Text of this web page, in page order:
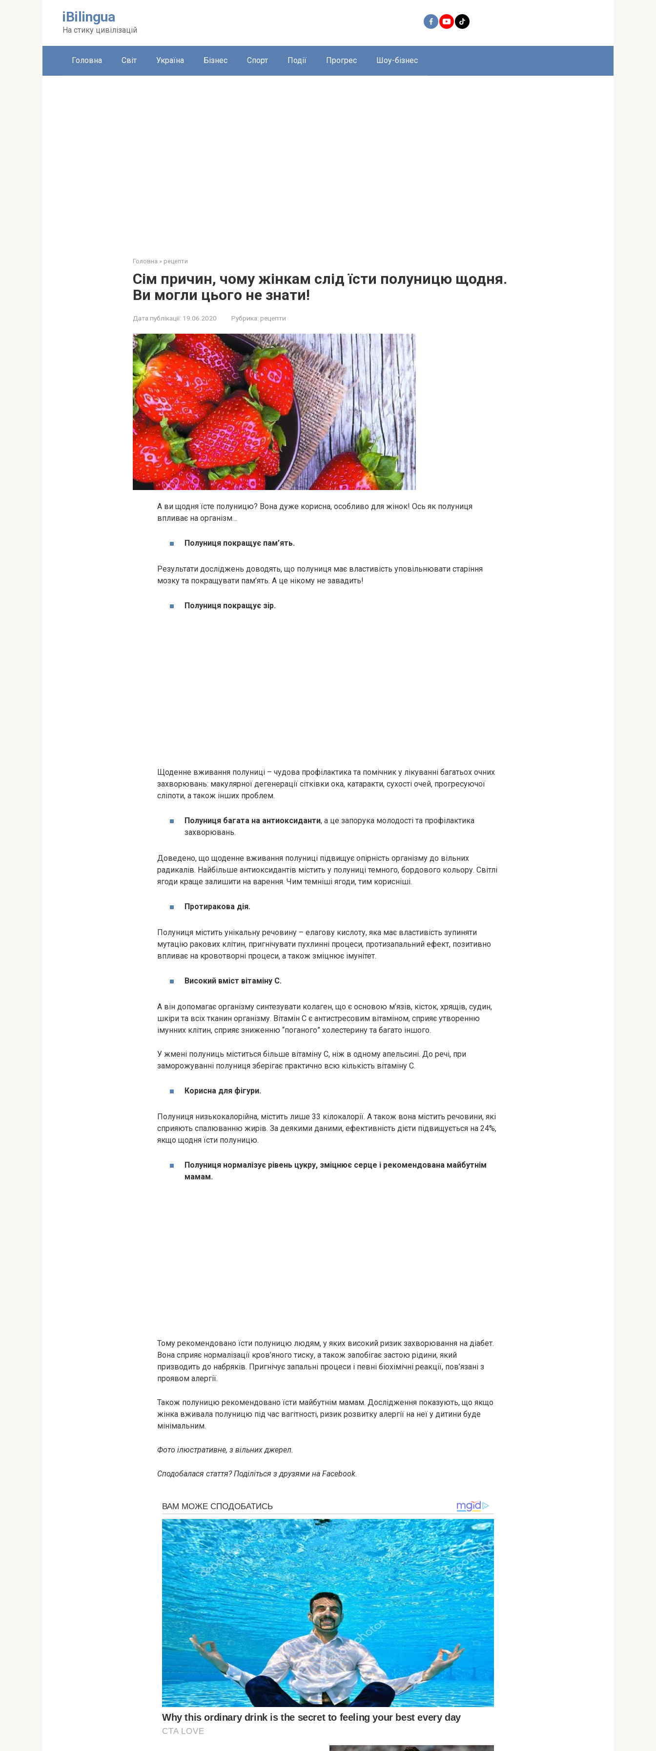
iBilingua
На стику цивілізацій
Головна Світ Україна Бізнес Спорт Події Прогрес Шоу-бізнес
Головна » рецепти
Сім причин, чому жінкам слід їсти полуницю щодня.
Ви могли цього не знати!
Дата публікації: 19.06.2020 Рубрика: рецепти
А ви щодня їсте полуницю? Вона дуже корисна, особливо для жінок! Ось як полуниця
впливає на організм…
Полуниця покращує пам’ять.
Результати досліджень доводять, що полуниця має властивість уповільнювати старіння
мозку та покращувати пам’ять. А це нікому не завадить!
Полуниця покращує зір.
Щоденне вживання полуниці – чудова профілактика та помічник у лікуванні багатьох очних
захворювань: макулярної дегенерації сітківки ока, катаракти, сухості очей, прогресуючої
сліпоти, а також інших проблем.
Полуниця багата на антиоксиданти, а це запорука молодості та профілактика
захворювань.
Доведено, що щоденне вживання полуниці підвищує опірність організму до вільних
радикалів. Найбільше антиоксидантів містить у полуниці темного, бордового кольору. Світлі
ягоди краще залишити на варення. Чим темніші ягоди, тим корисніші.
Протиракова дія.
Полуниця містить унікальну речовину – елагову кислоту, яка має властивість зупиняти
мутацію ракових клітин, пригнічувати пухлинні процеси, протизапальний ефект, позитивно
впливає на кровотворні процеси, а також зміцнює імунітет.
Високий вміст вітаміну С.
А він допомагає організму синтезувати колаген, що є основою м’язів, кісток, хрящів, судин,
шкіри та всіх тканин організму. Вітамін С є антистресовим вітаміном, сприяє утворенню
імунних клітин, сприяє зниженню “поганого” холестерину та багато іншого.
У жмені полуниць міститься більше вітаміну С, ніж в одному апельсині. До речі, при
заморожуванні полуниця зберігає практично всю кількість вітаміну С.
Корисна для фігури.
Полуниця низькокалорійна, містить лише 33 кілокалорії. А також вона містить речовини, які
сприяють спалюванню жирів. За деякими даними, ефективність дієти підвищується на 24%,
якщо щодня їсти полуницю.
Полуниця нормалізує рівень цукру, зміцнює серце і рекомендована майбутнім
мамам.
Тому рекомендовано їсти полуницю людям, у яких високий ризик захворювання на діабет.
Вона сприяє нормалізації кров’яного тиску, а також запобігає застою рідини, який
призводить до набряків. Пригнічує запальні процеси і певні біохімічні реакції, пов’язані з
проявом алергії.
Також полуницю рекомендовано їсти майбутнім мамам. Дослідження показують, що якщо
жінка вживала полуницю під час вагітності, ризик розвитку алергії на неї у дитини буде
мінімальним.
Фото ілюстративне, з вільних джерел.
Сподобалася стаття? Поділіться з друзями на Facebook.